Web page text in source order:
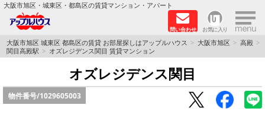
大阪市旭区・城東区・都島区の賃貸マンション・アパート
問い合わせ お気に入り ×
TOPページ
路線·駅から探す
大阪市旭区 城東区 都島区の賃貸 お部屋探しはアップルハウス 大阪市旭区
高殿
関目高殿駅
オズレジデンス関目 賃貸マンション
オズレジデンス関目
物件番号/1029605003